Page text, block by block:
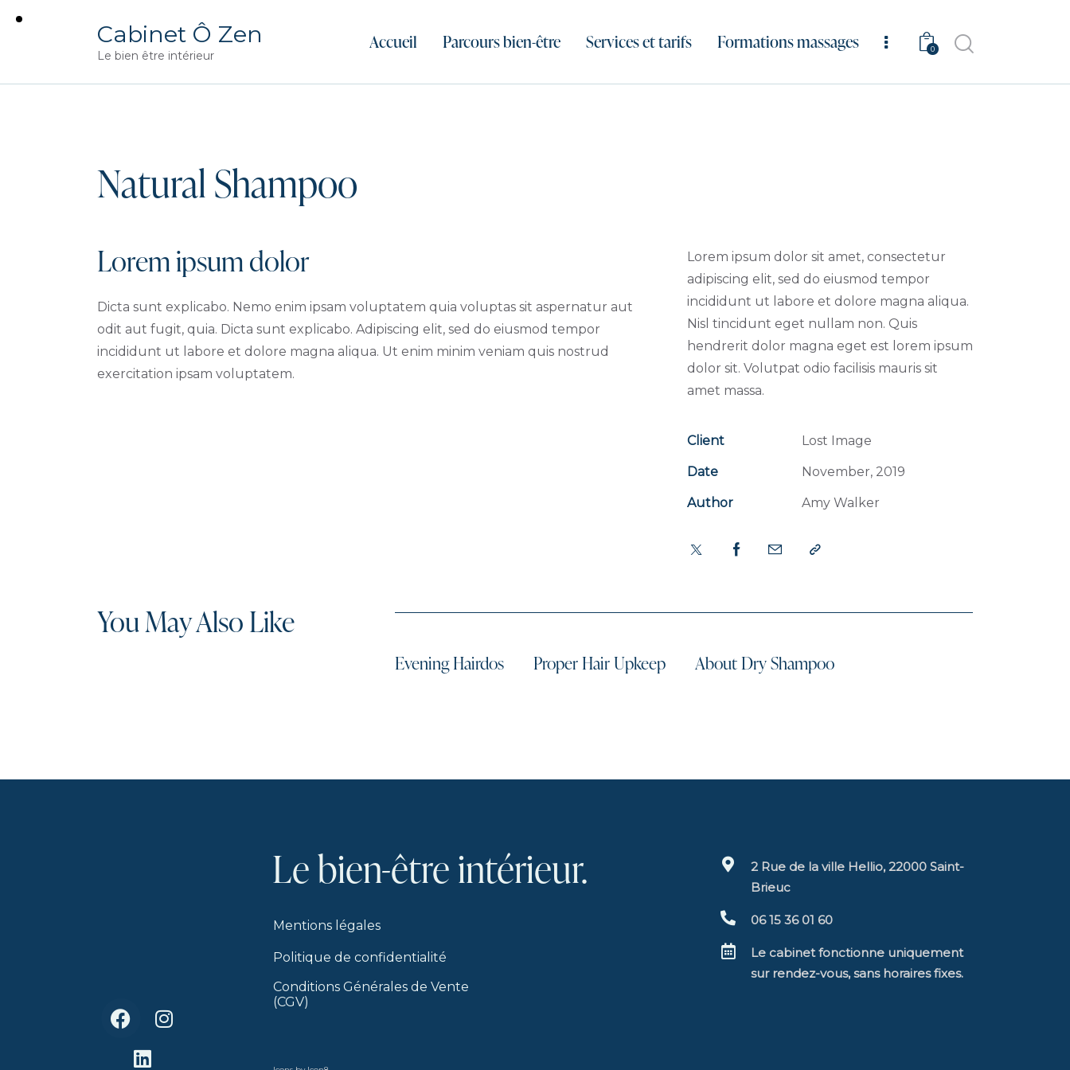
Cabinet Ô Zen
Le bien être intérieur
Accueil Parcours bien-être Services et tarifs Formations massages 0
Natural Shampoo
Lorem ipsum dolor
Dicta sunt explicabo. Nemo enim ipsam voluptatem quia voluptas sit aspernatur aut
odit aut fugit, quia. Dicta sunt explicabo. Adipiscing elit, sed do eiusmod tempor
incididunt ut labore et dolore magna aliqua. Ut enim minim veniam quis nostrud
exercitation ipsam voluptatem.
Lorem ipsum dolor sit amet, consectetur
adipiscing elit, sed do eiusmod tempor
incididunt ut labore et dolore magna aliqua.
Nisl tincidunt eget nullam non. Quis
hendrerit dolor magna eget est lorem ipsum
dolor sit. Volutpat odio facilisis mauris sit
amet massa.
Client Lost Image
Date November, 2019
Author Amy Walker
You May Also Like
Evening Hairdos Proper Hair Upkeep About Dry Shampoo
Lebien-êtreintérieur.
Mentions légales
Politique de confidentialité
Conditions Générales de Vente
(CGV)
2 Rue de la ville Hellio, 22000 Saint-
Brieuc
06 15 36 01 60
Le cabinet fonctionne uniquement
sur rendez-vous, sans horaires fixes.